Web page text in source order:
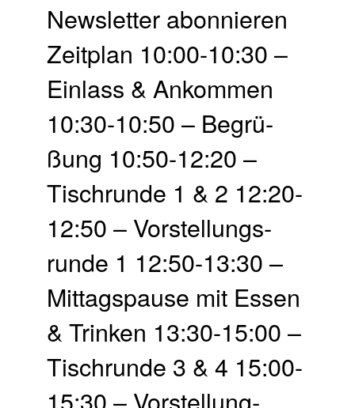
Newsletter abonnieren
Zeit­plan 10:00-10:30 –
Einlass & Ankommen
10:30-10:50 – Begrü­
ßung 10:50-12:20 –
Tisch­runde 1 & 2 12:20-
12:50 – Vor­stellungs­
runde 1 12:50-13:30 –
Mittags­pause mit Essen
& Trinken 13:30-15:00 –
Tisch­runde 3 & 4 15:00-